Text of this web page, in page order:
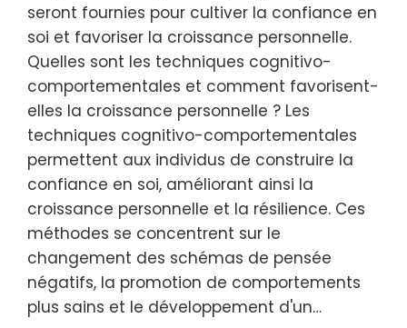
seront fournies pour cultiver la confiance en
soi et favoriser la croissance personnelle.
Quelles sont les techniques cognitivo-
comportementales et comment favorisent-
elles la croissance personnelle ? Les
techniques cognitivo-comportementales
permettent aux individus de construire la
confiance en soi, améliorant ainsi la
croissance personnelle et la résilience. Ces
méthodes se concentrent sur le
changement des schémas de pensée
négatifs, la promotion de comportements
plus sains et le développement d'un…